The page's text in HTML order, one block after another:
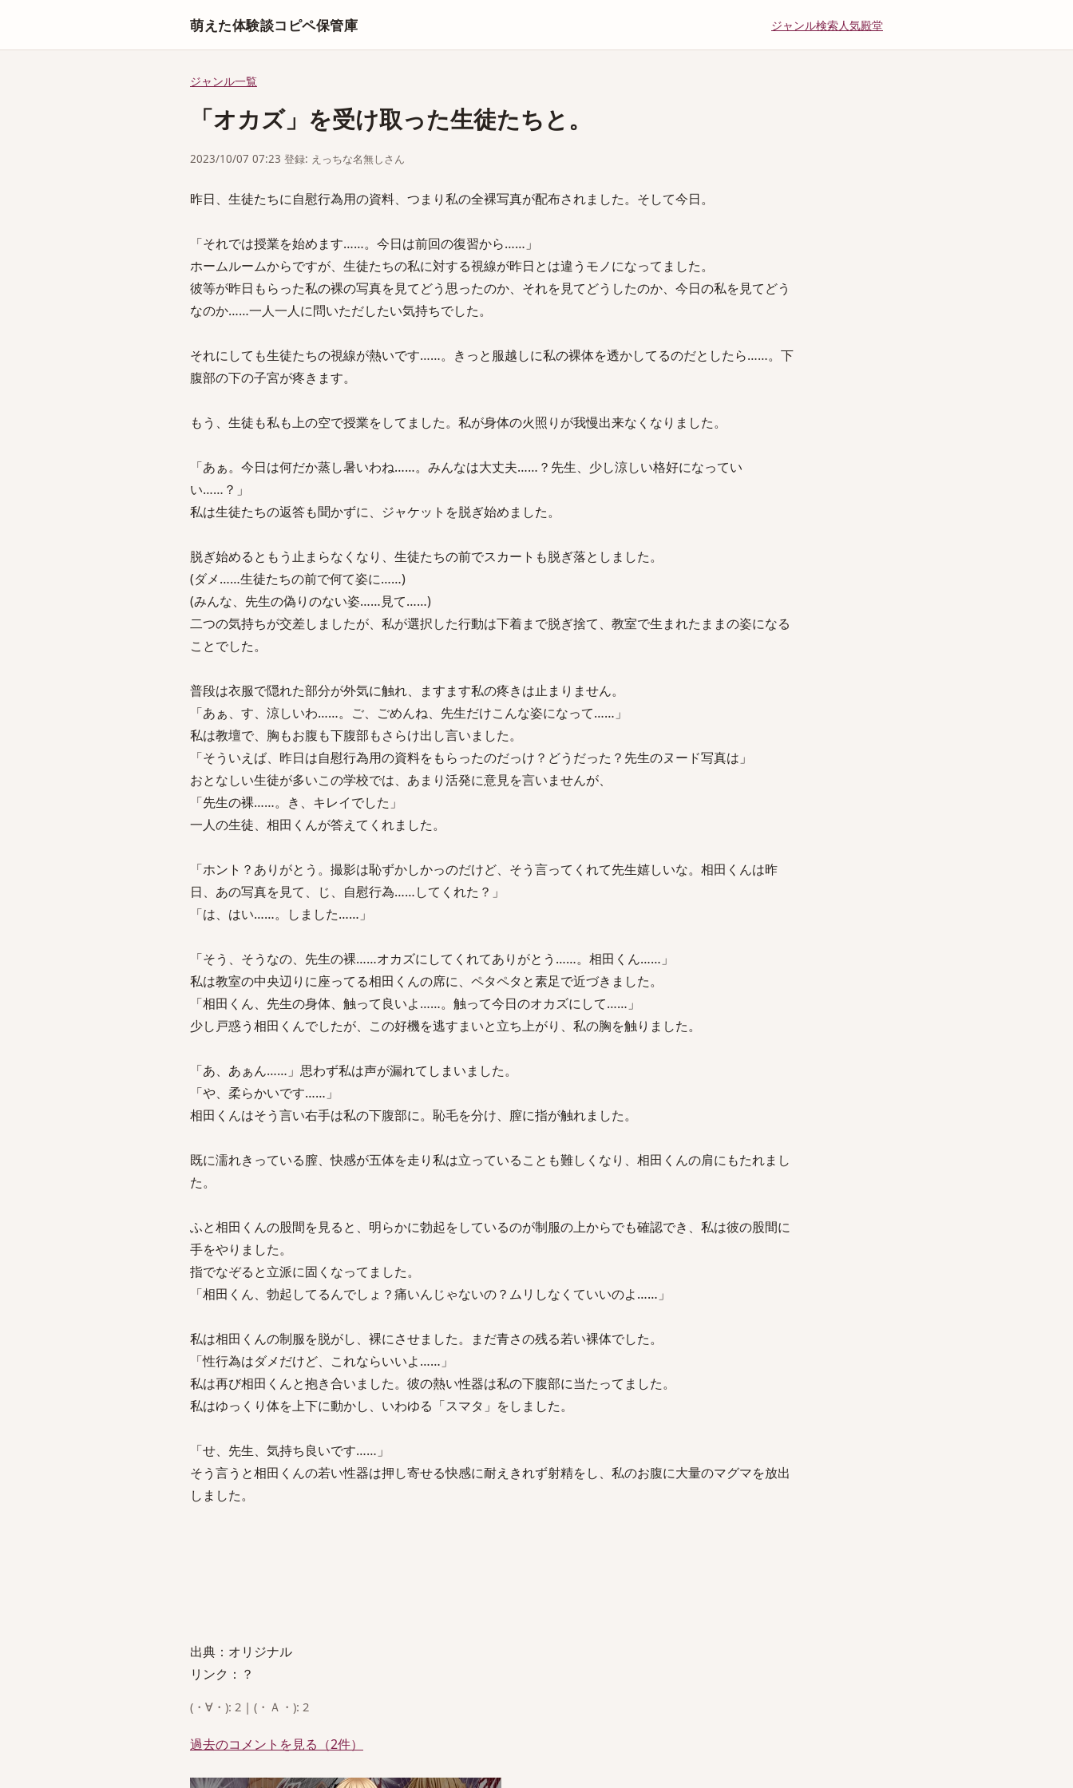
萌えた体験談コピペ保管庫 ジャンル検索人気殿堂
ジャンル一覧
「オカズ」を受け取った生徒たちと。
2023/10/07 07:23 登録: えっちな名無しさん
昨日、生徒たちに自慰行為用の資料、つまり私の全裸写真が配布されました。そして今日。
「それでは授業を始めます……。今日は前回の復習から……」
ホームルームからですが、生徒たちの私に対する視線が昨日とは違うモノになってました。
彼等が昨日もらった私の裸の写真を見てどう思ったのか、それを見てどうしたのか、今日の私を見てどう
なのか……一人一人に問いただしたい気持ちでした。
それにしても生徒たちの視線が熱いです……。きっと服越しに私の裸体を透かしてるのだとしたら……。下
腹部の下の子宮が疼きます。
もう、生徒も私も上の空で授業をしてました。私が身体の火照りが我慢出来なくなりました。
「あぁ。今日は何だか蒸し暑いわね……。みんなは大丈夫……？先生、少し涼しい格好になってい
い……？」
私は生徒たちの返答も聞かずに、ジャケットを脱ぎ始めました。
脱ぎ始めるともう止まらなくなり、生徒たちの前でスカートも脱ぎ落としました。
(ダメ……生徒たちの前で何て姿に……)
(みんな、先生の偽りのない姿……見て……)
二つの気持ちが交差しましたが、私が選択した行動は下着まで脱ぎ捨て、教室で生まれたままの姿になる
ことでした。
普段は衣服で隠れた部分が外気に触れ、ますます私の疼きは止まりません。
「あぁ、す、涼しいわ……。ご、ごめんね、先生だけこんな姿になって……」
私は教壇で、胸もお腹も下腹部もさらけ出し言いました。
「そういえば、昨日は自慰行為用の資料をもらったのだっけ？どうだった？先生のヌード写真は」
おとなしい生徒が多いこの学校では、あまり活発に意見を言いませんが、
「先生の裸……。き、キレイでした」
一人の生徒、相田くんが答えてくれました。
「ホント？ありがとう。撮影は恥ずかしかっのだけど、そう言ってくれて先生嬉しいな。相田くんは昨
日、あの写真を見て、じ、自慰行為……してくれた？」
「は、はい……。しました……」
「そう、そうなの、先生の裸……オカズにしてくれてありがとう……。相田くん……」
私は教室の中央辺りに座ってる相田くんの席に、ペタペタと素足で近づきました。
「相田くん、先生の身体、触って良いよ……。触って今日のオカズにして……」
少し戸惑う相田くんでしたが、この好機を逃すまいと立ち上がり、私の胸を触りました。
「あ、あぁん……」思わず私は声が漏れてしまいました。
「や、柔らかいです……」
相田くんはそう言い右手は私の下腹部に。恥毛を分け、膣に指が触れました。
既に濡れきっている膣、快感が五体を走り私は立っていることも難しくなり、相田くんの肩にもたれまし
た。
ふと相田くんの股間を見ると、明らかに勃起をしているのが制服の上からでも確認でき、私は彼の股間に
手をやりました。
指でなぞると立派に固くなってました。
「相田くん、勃起してるんでしょ？痛いんじゃないの？ムリしなくていいのよ……」
私は相田くんの制服を脱がし、裸にさせました。まだ青さの残る若い裸体でした。
「性行為はダメだけど、これならいいよ……」
私は再び相田くんと抱き合いました。彼の熱い性器は私の下腹部に当たってました。
私はゆっくり体を上下に動かし、いわゆる「スマタ」をしました。
「せ、先生、気持ち良いです……」
そう言うと相田くんの若い性器は押し寄せる快感に耐えきれず射精をし、私のお腹に大量のマグマを放出
しました。
出典：オリジナル
リンク：？
(・∀・): 2 | (・Ａ・): 2
過去のコメントを見る（2件）